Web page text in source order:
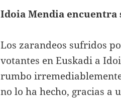
Idoia Mendia encuentra
Los zarandeos sufridos
votantes en Euskadi a
rumbo
no lo ha hecho, gracias a